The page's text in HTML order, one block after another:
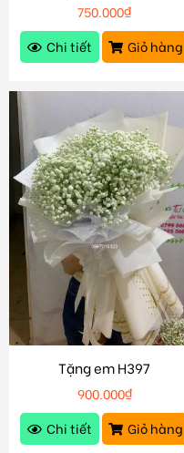
750.000₫
Chi tiết
Giỏ hàng
Tặng em H397
900.000₫
Chi tiết
Giỏ hàng